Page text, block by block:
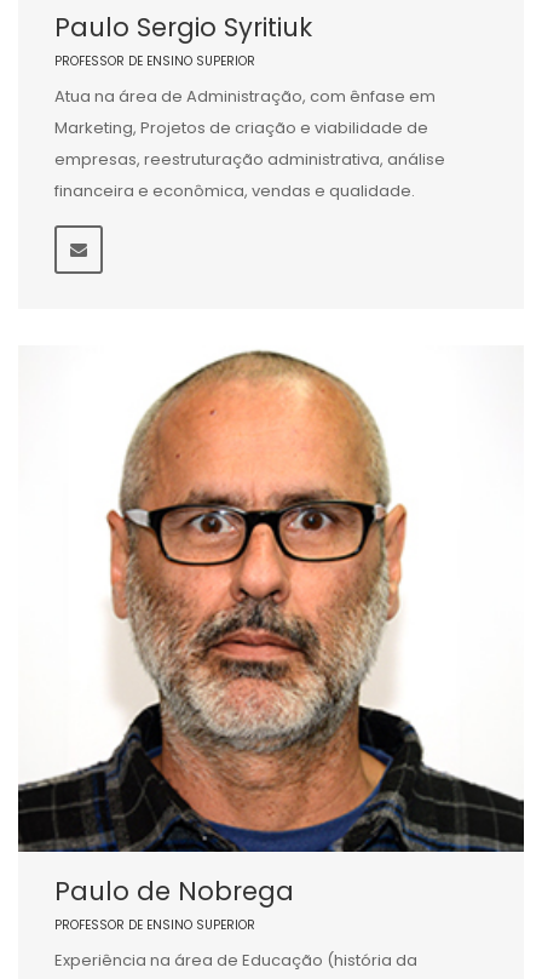
Paulo Sergio Syritiuk
PROFESSOR DE ENSINO SUPERIOR
Atua na área de Administração, com ênfase em
Marketing, Projetos de criação e viabilidade de
empresas, reestruturação administrativa, análise
financeira e econômica, vendas e qualidade.
Paulo de Nobrega
PROFESSOR DE ENSINO SUPERIOR
Experiência na área de Educação (história da